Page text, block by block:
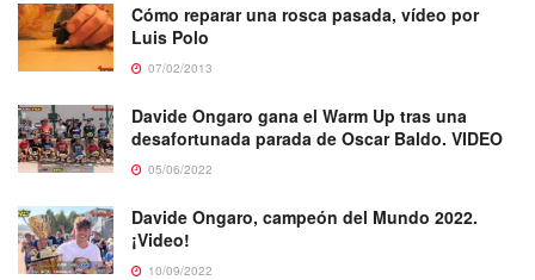
Cómo reparar una rosca pasada, vídeo por
Luis Polo
07/02/2013
Davide Ongaro gana el Warm Up tras una
desafortunada parada de Oscar Baldo. VIDEO
05/06/2022
Davide Ongaro, campeón del Mundo 2022.
¡Video!
10/09/2022